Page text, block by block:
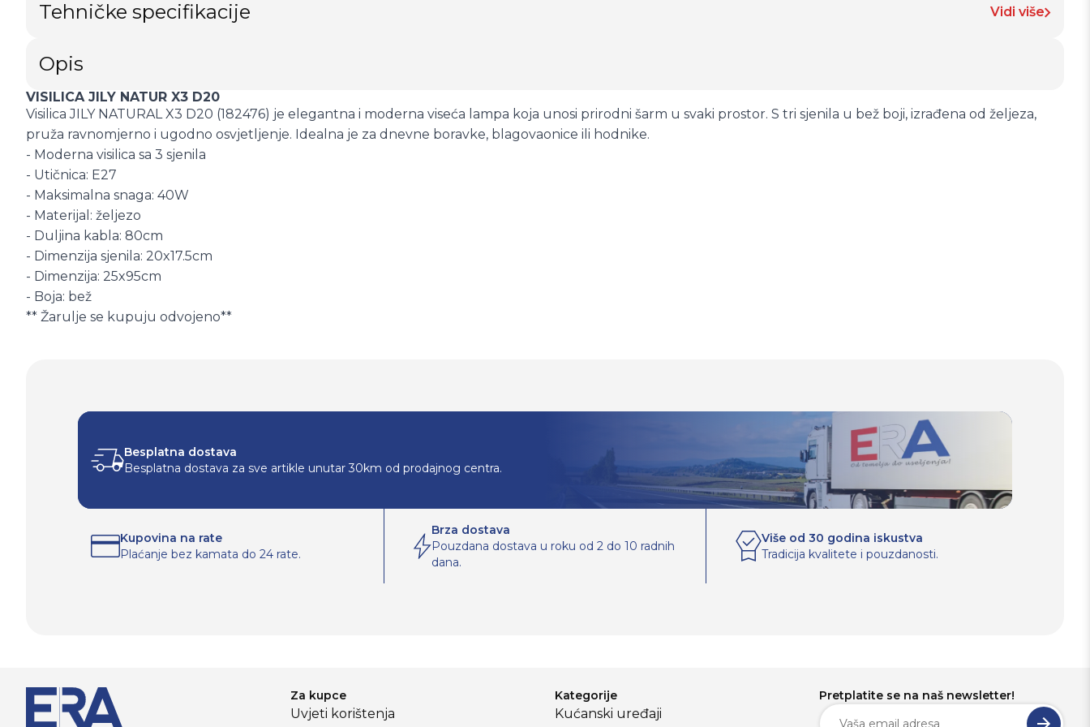
Tehničke specifikacije Vidi više
Opis
VISILICA JILY NATUR X3 D20
Visilica JILY NATURAL X3 D20 (182476) je elegantna i moderna viseća lampa koja unosi prirodni šarm u svaki prostor. S tri sjenila u bež boji, izrađena od željeza,
pruža ravnomjerno i ugodno osvjetljenje. Idealna je za dnevne boravke, blagovaonice ili hodnike.
- Moderna visilica sa 3 sjenila
- Utičnica: E27
- Maksimalna snaga: 40W
- Materijal: željezo
- Duljina kabla: 80cm
- Dimenzija sjenila: 20x17.5cm
- Dimenzija: 25x95cm
- Boja: bež
** Žarulje se kupuju odvojeno**
Besplatna dostava
Besplatna dostava za sve artikle unutar 30km od prodajnog centra.
Kupovina na rate
Plaćanje bez kamata do 24 rate.
Brza dostava
Pouzdana dostava u roku od 2 do 10 radnih
dana.
Više od 30 godina iskustva
Tradicija kvalitete i pouzdanosti.
Za kupce
Uvjeti korištenja
Kategorije
Kućanski uređaji
Pretplatite se na naš newsletter!